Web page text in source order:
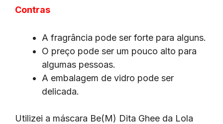
Contras
A fragrância pode ser forte para alguns.
O preço pode ser um pouco alto para
algumas pessoas.
A embalagem de vidro pode ser
delicada.
Utilizei a máscara Be(M) Dita Ghee da Lola